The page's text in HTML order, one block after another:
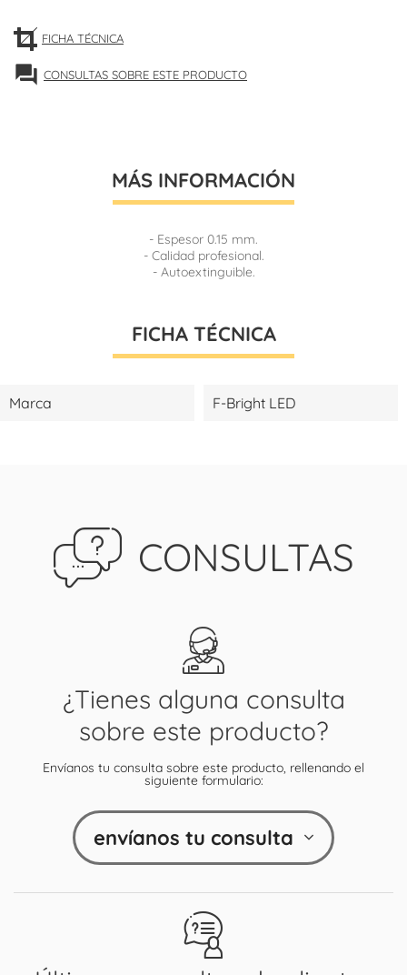
FICHA TÉCNICA
forum CONSULTAS SOBRE ESTE PRODUCTO
MÁS INFORMACIÓN
- Espesor 0.15 mm.
- Calidad profesional.
- Autoextinguible.
FICHA TÉCNICA
Marca F-Bright LED
CONSULTAS
¿Tienes alguna consulta
sobre este producto?
Envíanos tu consulta sobre este producto, rellenando el
siguiente formulario:
envíanos tu consulta